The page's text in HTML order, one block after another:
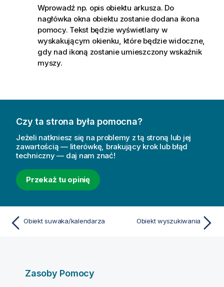
Wprowadź np. opis obiektu arkusza. Do
nagłówka okna obiektu zostanie dodana ikona
pomocy. Tekst będzie wyświetlany w
wyskakującym okienku, które będzie widoczne,
gdy nad ikoną zostanie umieszczony wskaźnik
myszy.
Czy ta strona była pomocna?
Jeżeli natkniesz się na problemy z tą stroną lub jej
zawartością — literówkę, brakujący krok lub błąd
techniczny — daj nam znać!
Przekaż tu opinię
Obiekt suwaka/kalendarza Obiekt wyszukiwania
Zasoby Pomocy